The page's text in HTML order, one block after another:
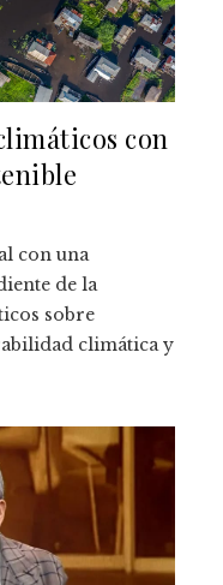
con
con una
de la
sobre
climática y